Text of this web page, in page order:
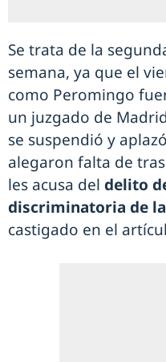
Se trata de la
semana, ya que el
como Peromingo
un juzgado de
se suspendió y
alegaron falta de
les acusa del delito
discriminatoria de
castigado en el